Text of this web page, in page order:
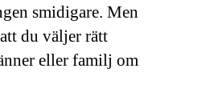
smidigare. Men
du väljer rätt
eller familj om